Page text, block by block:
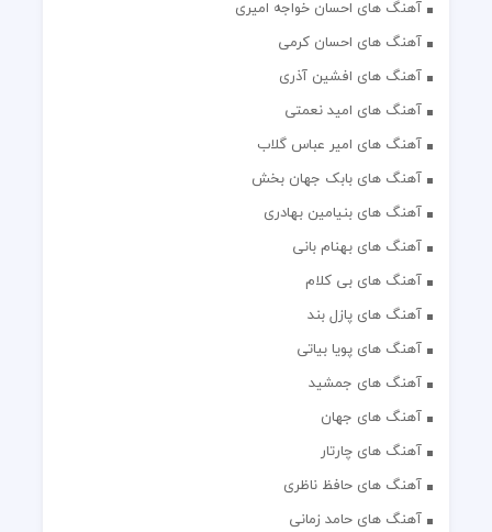
آهنگ های احسان خواجه امیری
آهنگ های احسان کرمی
آهنگ های افشین آذری
آهنگ های امید نعمتی
آهنگ های امیر عباس گلاب
آهنگ های بابک جهان بخش
آهنگ های بنیامین بهادری
آهنگ های بهنام بانی
آهنگ های بی کلام
آهنگ های پازل بند
آهنگ های پویا بیاتی
آهنگ های جمشید
آهنگ های جهان
آهنگ های چارتار
آهنگ های حافظ ناظری
آهنگ های حامد زمانی